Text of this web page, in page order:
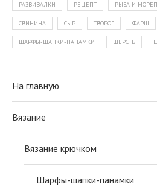
РАЗВИВАЛКИ РЕЦЕПТ РЫБА И
СВИНИНА СЫР ТВОРОГ ФАРШ
ШАРФЫ-ШАПКИ-ПАНАМКИ ШЕРСТЬ
На главную
Вязание
Вязание крючком
Шарфы-шапки-панамки